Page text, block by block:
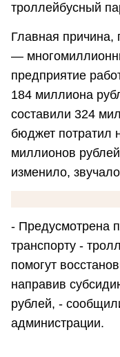
троллейбусный
Главная причина,
—
предприятие
184 миллиона
составили 324
бюджет потратил
миллионов
изменило,
- Предусмотрена
транспорту -
помогут
направив
рублей, -
администрации.